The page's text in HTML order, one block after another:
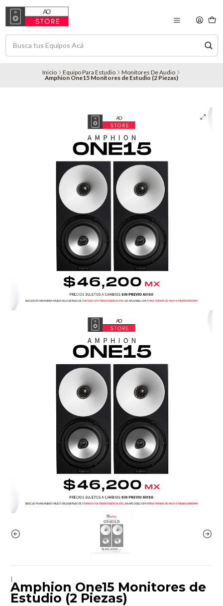
Inicio Equipo Para Estudio Monitores De Audio
Amphion One15 Monitores de Estudio (2 Piezas)
|
Amphion One15 Monitores de
Estudio (2 Piezas)